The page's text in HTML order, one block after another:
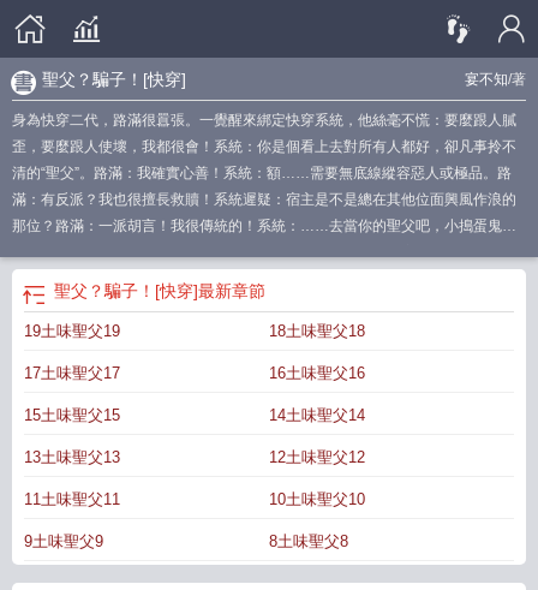
宴不知/著
聖父？騙子！[快穿]
身為快穿二代，路滿很囂張。一覺醒來綁定快穿系統，他絲毫不慌：要麼跟人膩
歪，要麼跟人使壞，我都很會！系統：你是個看上去對所有人都好，卻凡事拎不
清的“聖父”。路滿：我確實心善！系統：額……需要無底線縱容惡人或極品。路
滿：有反派？我也很擅長救贖！系統遲疑：宿主是不是總在其他位面興風作浪的
那位？路滿：一派胡言！我很傳統的！系統：……去當你的聖父吧，小搗蛋鬼。
的小老闆】……【你男扮女裝，一身武藝，是亂世爭霸背景裡被送到暴君枕邊的
刺客，卻總在關鍵時刻下不了手，延誤了最好的時機……】路滿：不是不會暗
殺，而是美人計更有性價比。暴君：别以為孤看不穿你的小心思！路滿：冤枉
大家原本能在主角的帶領下規避危險，是你一次次不聽勸和道德綁架害得主角團
陷入無數危機，導緻最後隻有主角一人活下來……】路滿：什麼床底有鬼，明明
的傻弟弟……】路滿：傻子你們都要整？！系統：這次的聖父不是你，你要和反
派哥哥一起刁難阻礙聖父主角，直到聖父主角被逼得徹底黑化，完成讀者的心
世界，不一定按照順序寫，以正文為主*受是路滿，很會騙人（大概？）萬人迷
受，每個世界的攻都是一個人主世界he最初文案2022.11.1，修改版本有記錄
聖父？騙子！[快穿]最新章節
19土味聖父19 18土味聖父18
17土味聖父17 16土味聖父16
15土味聖父15 14土味聖父14
13土味聖父13 12土味聖父12
11土味聖父11 10土味聖父10
9土味聖父9 8土味聖父8